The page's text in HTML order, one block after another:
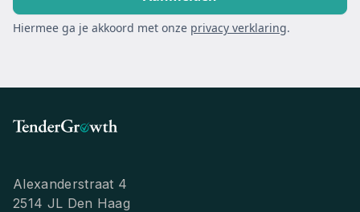
Hiermee ga je akkoord met onze privacy verklaring.
Alexanderstraat 4
2514 JL Den Haag